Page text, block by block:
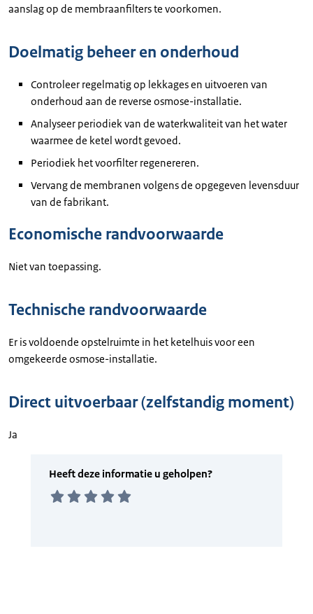
aanslag op de membraanfilters te voorkomen.
Doelmatig beheer en onderhoud
Controleer regelmatig op lekkages en uitvoeren van
onderhoud aan de reverse osmose-installatie.
Analyseer periodiek van de waterkwaliteit van het water
waarmee de ketel wordt gevoed.
Periodiek het voorfilter regenereren.
Vervang de membranen volgens de opgegeven levensduur
van de fabrikant.
Economische randvoorwaarde
Niet van toepassing.
Technische randvoorwaarde
Er is voldoende opstelruimte in het ketelhuis voor een
omgekeerde osmose-installatie.
Direct uitvoerbaar (zelfstandig moment)
Ja